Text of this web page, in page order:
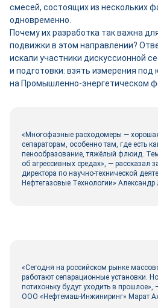
смесей, состоящих из нескольких
одновременно.
Почему их разработка так важна
подвижки в этом направлении?
искали участники дискуссионной
и подготовки: взять измерения под
на Промышленно-­энергетическом
«Многофазные расходомеры ―
сепараторам, особенно там, где есть
пенообразование, тяжёлый флюид.
об агрессивных средах», ― рассказал
директора по научно-­технической
Нефтегазовые Технологии» Александр
«Сегодня на российском рынке
работают сепарационные установки.
потихоньку будут уходить в
ООО «Нефтемаш-­Инжиниринг» Марат